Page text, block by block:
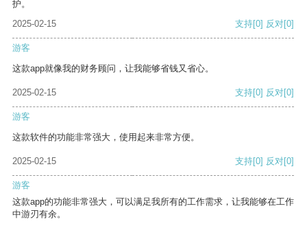
护。
2025-02-15
支持[0] 反对[0]
游客
这款app就像我的财务顾问，让我能够省钱又省心。
2025-02-15 支持[0] 反对[0]
游客
这款软件的功能非常强大，使用起来非常方便。
2025-02-15 支持[0] 反对[0]
游客
这款app的功能非常强大，可以满足我所有的工作需求，让我能够在工作
中游刃有余。